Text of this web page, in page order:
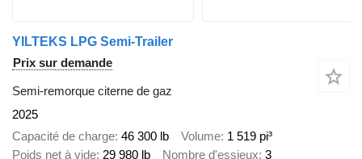
YILTEKS LPG Semi-Trailer
Prix sur demande
Semi-remorque citerne de gaz
2025
Capacité de charge 46 300 lb Volume 1 519 pi³
Poids net à vide 29 980 lb Nombre d'essieux 3